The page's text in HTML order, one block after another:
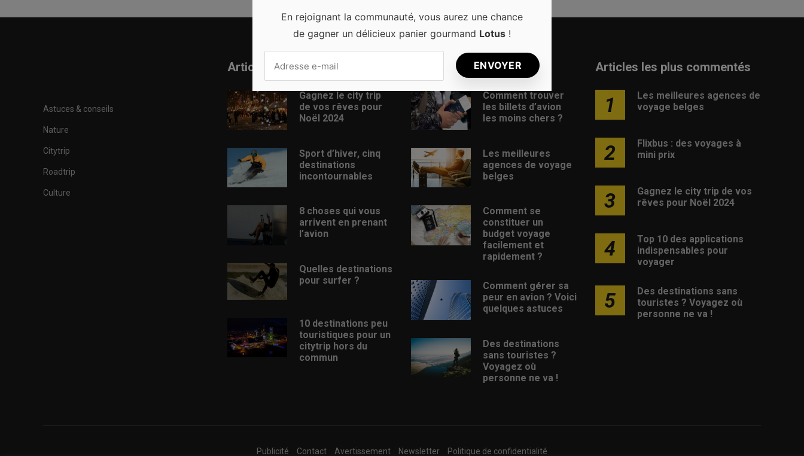
Astuces & conseils
Nature
Citytrip
Roadtrip
Culture
Articles récents
Gagnez le city trip
de vos rêves pour
Noël 2024
Sport d’hiver, cinq
destinations
incontournables
8 choses qui vous
arrivent en prenant
l’avion
Quelles destinations
pour surfer ?
10 destinations peu
touristiques pour un
citytrip hors du
commun
Articles populaires
Comment trouver
les billets d’avion
les moins chers ?
Les meilleures
agences de voyage
belges
Comment se
constituer un
budget voyage
facilement et
rapidement ?
Comment gérer sa
peur en avion ? Voici
quelques astuces
Des destinations
sans touristes ?
Voyagez où
personne ne va !
Articles les plus commentés
1
Les meilleures agences de
voyage belges
2
Flixbus : des voyages à
mini prix
3
Gagnez le city trip de vos
rêves pour Noël 2024
4
Top 10 des applications
indispensables pour
voyager
5
Des destinations sans
touristes ? Voyagez où
personne ne va !
Publicité Contact Avertissement Newsletter Politique de confidentialité
En rejoignant la communauté, vous aurez une chance
de gagner un délicieux panier gourmand Lotus !